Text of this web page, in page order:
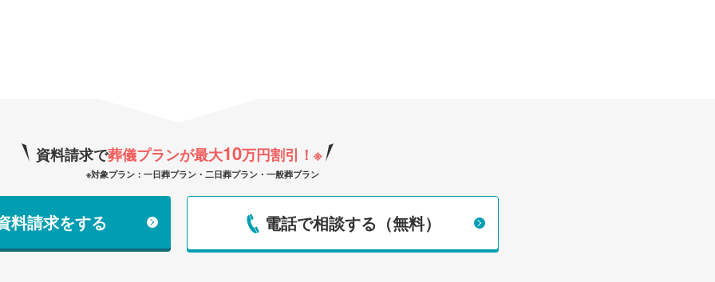
資料請求で葬儀プランが最大10万円割引！ ※
※対象プラン：一日葬プラン・二日葬プラン・一般葬プラン
料請求をする 電話で相談する（無料）